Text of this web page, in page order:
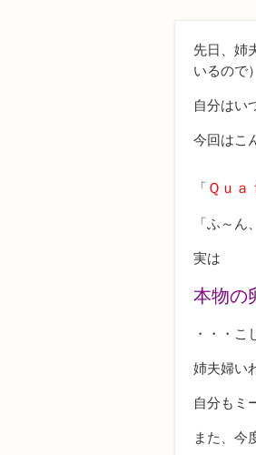
先日、姉
いるので）
自分はい
今回はこ
「 Ｑｕａ
「ふ～
実は
本物の
・・・こ
姉夫婦い
自分もミ
また、今